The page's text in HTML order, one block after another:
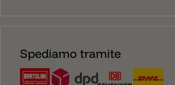
Spediamo tramite